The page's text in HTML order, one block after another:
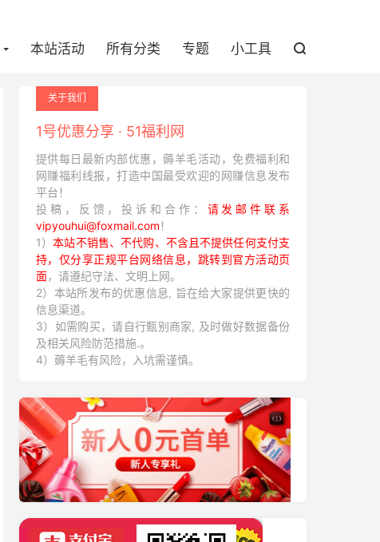
本站活动 所有分类 专题 小工具 
关于我们
1号优惠分享 · 51福利网
提供每日最新内部优惠，薅羊毛活动，免费福利和
网赚福利线报，打造中国最受欢迎的网赚信息发布
平台！
投稿，反馈，投诉和合作： 请发邮件联系
vipyouhui@foxmail.com！
1）本站不销售、不代购、不含且不提供任何支付支
持，仅分享正规平台网络信息，跳转到官方活动页
面，请遵纪守法、文明上网。
2）本站所发布的优惠信息, 旨在给大家提供更快的
信息渠道。
3）如需购买，请自行甄别商家, 及时做好数据备份
及相关风险防范措施.。
4）薅羊毛有风险，入坑需谨慎。